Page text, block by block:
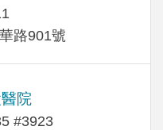
路901號
院
#3923